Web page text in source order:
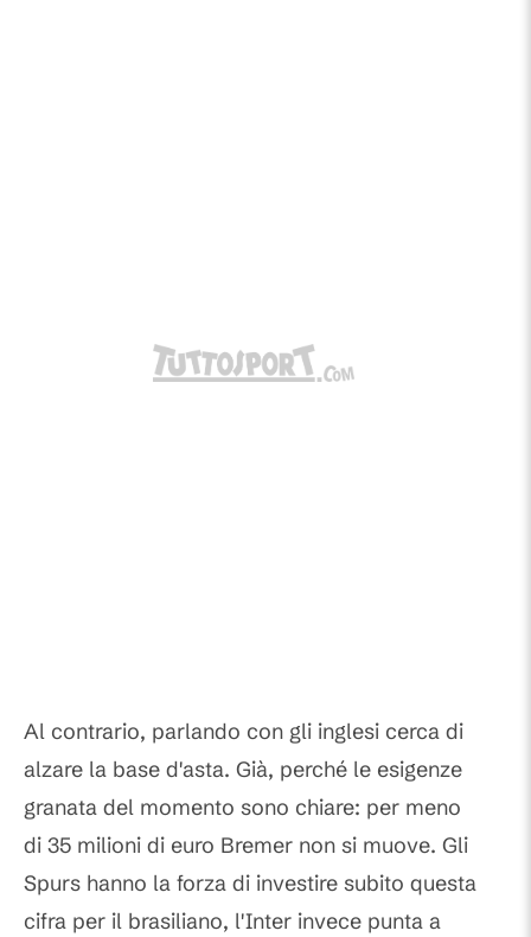
Al contrario, parlando con gli inglesi cerca di
alzare la base d'asta. Già, perché le esigenze
granata del momento sono chiare: per meno
di 35 milioni di euro Bremer non si muove. Gli
Spurs hanno la forza di investire subito questa
cifra per il brasiliano, l'Inter invece punta a